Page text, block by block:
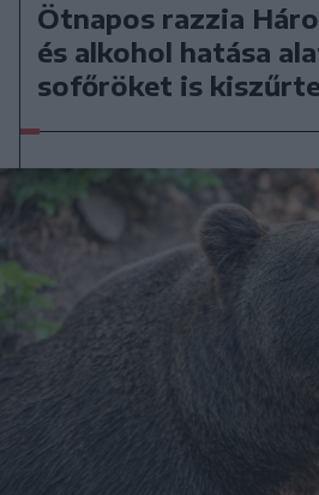
Ötnapos razzia
és alkohol hatása
sofőröket is